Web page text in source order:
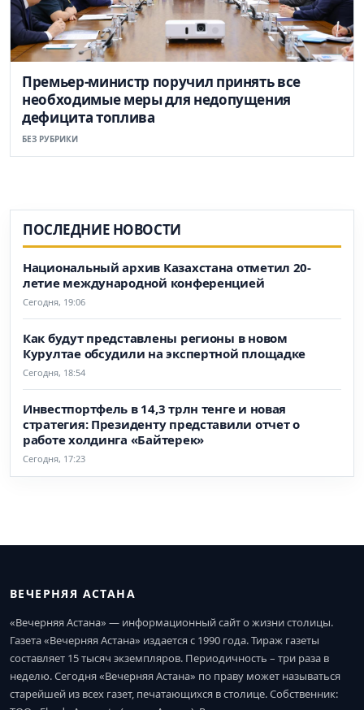
Премьер-министр поручил принять все
необходимые меры для недопущения
дефицита топлива
БЕЗ РУБРИКИ
ПОСЛЕДНИЕ НОВОСТИ
Национальный архив Казахстана отметил 20-
летие международной конференцией
Сегодня, 19:06
Как будут представлены регионы в новом
Курултае обсудили на экспертной площадке
Сегодня, 18:54
Инвестпортфель в 14,3 трлн тенге и новая
стратегия: Президенту представили отчет о
работе холдинга «Байтерек»
Сегодня, 17:23
ВЕЧЕРНЯЯ АСТАНА
«Вечерняя Астана» — информационный сайт о жизни столицы.
Газета «Вечерняя Астана» издается с 1990 года. Тираж газеты
составляет 15 тысяч экземпляров. Периодичность – три раза в
неделю. Сегодня «Вечерняя Астана» по праву может называться
старейшей из всех газет, печатающихся в столице. Собственник: